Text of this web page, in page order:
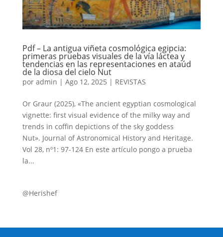
Pdf – La antigua viñeta cosmológica egipcia:
primeras pruebas visuales de la vía láctea y
tendencias en las representaciones en ataúd
de la diosa del cielo Nut
por admin | Ago 12, 2025 | REVISTAS
Or Graur (2025), «The ancient egyptian cosmological
vignette: first visual evidence of the milky way and
trends in coffin depictions of the sky goddess
Nut». Journal of Astronomical History and Heritage.
Vol 28, nº1: 97-124 En este artículo pongo a prueba
la...
@Herishef